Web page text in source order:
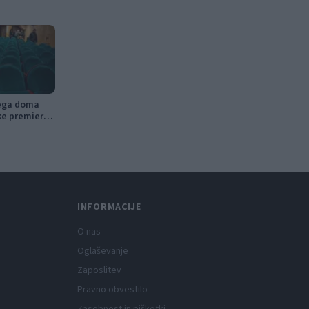
doma
premiere,
INFORMACIJE
O nas
Oglaševanje
Zaposlitev
Pravno obvestilo